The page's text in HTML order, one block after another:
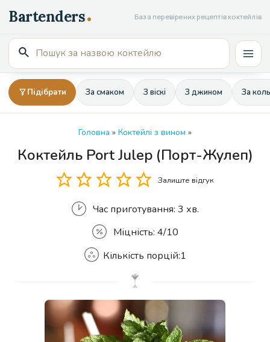
до
вмісту
База перевірених рецептів коктейлів
Пошук
для:
Підібрати За смаком З віскі З джином За
Головна » Коктейлі з вином »
Коктейль Port Julep (Порт-Жулеп)
Залиште відгук
Час приготування: 3 хв.
Міцність: 4/10
Кількість
Кількість порцій:1